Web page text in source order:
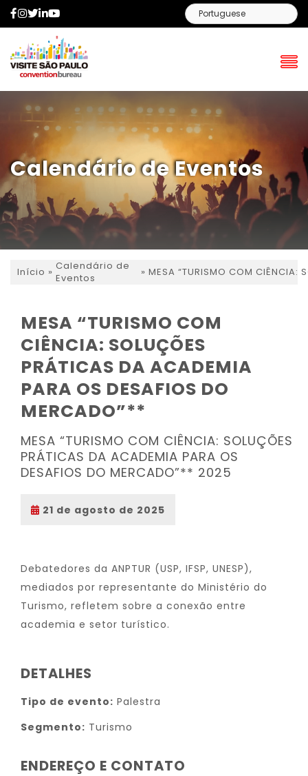
Facebook
Instagram
Twitter
LinkedIn
Calendário de Eventos
Início » Calendário de
Eventos
» MESA “TURISMO COM CIÊNCIA:
MESA “TURISMO COM
CIÊNCIA: SOLUÇÕES
PRÁTICAS DA ACADEMIA
PARA OS DESAFIOS DO
MERCADO”**
MESA “TURISMO COM CIÊNCIA: SOLUÇÕES
PRÁTICAS DA ACADEMIA PARA OS
DESAFIOS DO MERCADO”** 2025
21 de agosto de 2025
Debatedores da ANPTUR (USP, IFSP, UNESP),
mediados por representante do Ministério do
Turismo, refletem sobre a conexão entre
academia e setor turístico.
DETALHES
Tipo de evento: Palestra
Segmento: Turismo
ENDEREÇO E CONTATO